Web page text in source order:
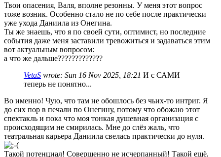
Твои опасения, Валя, вполне резонны. У меня этот вопрос
тоже возник. Особенно стало не по себе после практически
уже ухода Даниила из Онегина.
Ты же знаешь, что я по своей сути, оптимист, но последние
события даже меня заставили тревожиться и задаваться этим
вот актуальным вопросом:
а что же дальше?????????????
VetaS wrote: Sun 16 Nov 2025, 18:21 И с САМИ
теперь не понятно...
Во именно! Чую, что там не обошлось без чьих-то интриг. Я
до сих пор в печали по Онегину, потому что обожаю этот
спектакль и пока что моя тонкая душевная организация с
происходящим не смирилась. Мне до слёз жаль, что
театральная карьера Даниила свелась практически до нуля.
Такой потенциал! Совершенно не исчерпанный! Такой ещё,